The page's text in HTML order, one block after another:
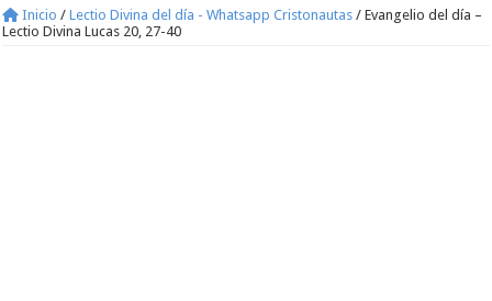
Inicio / Lectio Divina del día - Whatsapp Cristonautas / Evangelio del día –
Lectio Divina Lucas 20, 27-40